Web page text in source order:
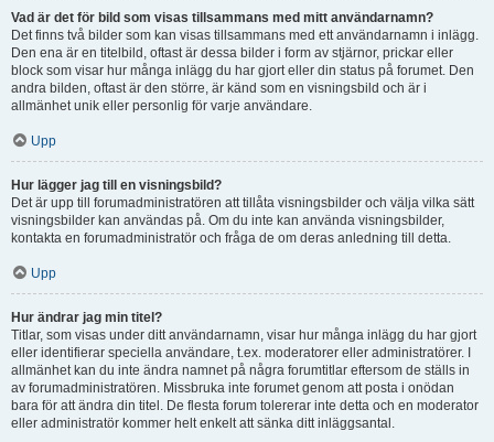
Vad är det för bild som visas tillsammans med mitt användarnamn?
Det finns två bilder som kan visas tillsammans med ett användarnamn i inlägg.
Den ena är en titelbild, oftast är dessa bilder i form av stjärnor, prickar eller
block som visar hur många inlägg du har gjort eller din status på forumet. Den
andra bilden, oftast är den större, är känd som en visningsbild och är i
allmänhet unik eller personlig för varje användare.
Upp
Hur lägger jag till en visningsbild?
Det är upp till forumadministratören att tillåta visningsbilder och välja vilka sätt
visningsbilder kan användas på. Om du inte kan använda visningsbilder,
kontakta en forumadministratör och fråga de om deras anledning till detta.
Upp
Hur ändrar jag min titel?
Titlar, som visas under ditt användarnamn, visar hur många inlägg du har gjort
eller identifierar speciella användare, t.ex. moderatorer eller administratörer. I
allmänhet kan du inte ändra namnet på några forumtitlar eftersom de ställs in
av forumadministratören. Missbruka inte forumet genom att posta i onödan
bara för att ändra din titel. De flesta forum tolererar inte detta och en moderator
eller administratör kommer helt enkelt att sänka ditt inläggsantal.